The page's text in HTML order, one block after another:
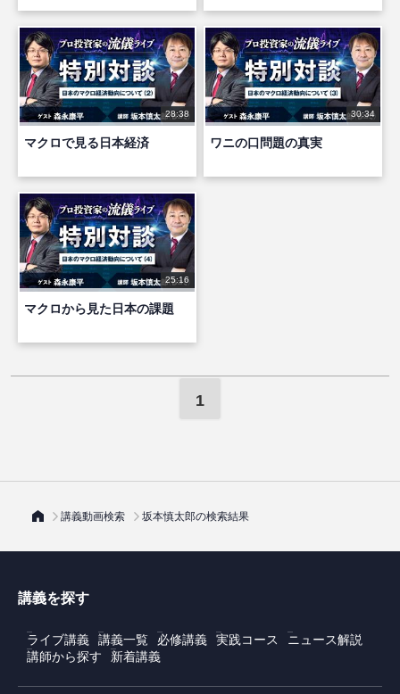
28:38
マクロで見る日本経済
30:34
ワニの口問題の真実
25:16
マクロから見た日本の課題
1
講義動画検索 坂本慎太郎の検索結果
講義を探す
ライブ講義 講義一覧 必修講義 実践コース
ニュース解説
講師から探す
新着講義